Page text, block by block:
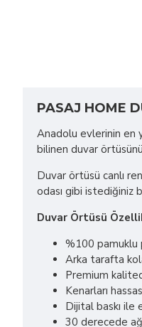
PASAJ HOME
Anadolu evlerinin en
bilinen duvar
Duvar örtüsü canlı
odası gibi istediğiniz
Duvar Örtüsü
%100
Arka tarafta
Premium
Kenarları
Dijital baskı ile
30 derecede